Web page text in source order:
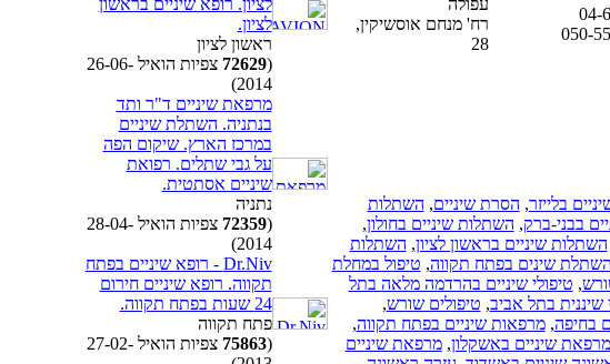
04-
050-
רח' מנחם אוסשיקין,
28
בלייזר, הסרת שיניים, השתלות
בבני-ברק, השתלות שיניים בחולון,
השתלות שיניים בראשון לציון, השתלות
השתלת שינים בפתח תקווה, טיפול במחלת
, טיפולי שיניים בהרדמה מלאה בתל
שיננית בתל אביב, טיפולים שורש,
בחיפה,מרפאות שיניים בפתח תקווה,
מרפאת שיניים באשקלון,מרפאת שיניים
לציון.
ראשון לציון
(
72629
צפיות הואיל 26-06-
2014)
מרפאת שיניים ד"ר ותד
בנתניה. השתלת שיניים
במרכז הארץ. שיקום הפה
על גבי שתלים. רפואת
שיניים אסתטית.
נתניה
(
72359
צפיות הואיל 28-04-
2014)
Dr.Niv - רופא שיניים בפתח
תקווה. רופא שיניים חירום
24 שעות בפתח תקווה.
פתח תקווה
(
75863
צפיות הואיל 27-02-